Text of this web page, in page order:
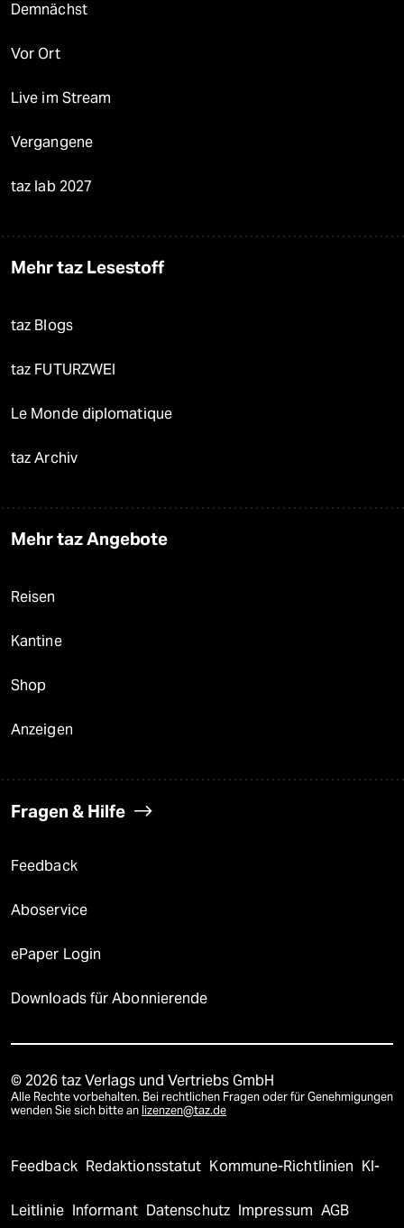
Demnächst
Vor Ort
Live im Stream
Vergangene
taz lab 2027
Mehr taz Lesestoff
taz Blogs
taz FUTURZWEI
Le Monde diplomatique
taz Archiv
Mehr taz Angebote
Reisen
Kantine
Shop
Anzeigen
Fragen & Hilfe
Feedback
Aboservice
ePaper Login
Downloads für Abonnierende
© 2026 taz Verlags und Vertriebs GmbH
Alle Rechte vorbehalten. Bei rechtlichen Fragen oder für Genehmigungen
wenden Sie sich bitte an lizenzen@taz.de
Feedback Redaktionsstatut Kommune-Richtlinien KI-
Leitlinie Informant Datenschutz Impressum AGB